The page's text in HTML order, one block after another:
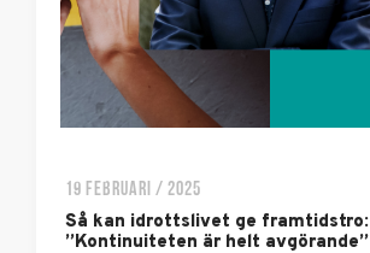
19 FEBRUARI / 2025
Så kan idrottslivet ge framtidstro:
”Kontinuiteten är helt avgörande”